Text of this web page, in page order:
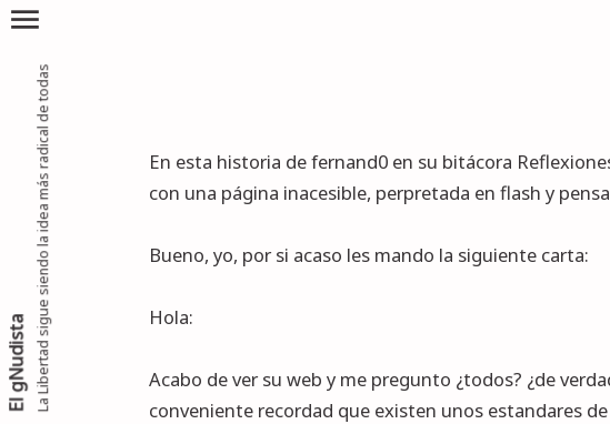
El gNudistaLa Libertad sigue siendo la idea más radical de todas
menu
En esta historia de fernand0 en su bitácora
con una página inacesible, perpretada en flash y
Bueno, yo, por si acaso les mando la siguiente carta:
Hola:
Acabo de ver su web y me pregunto ¿todos? ¿de
conveniente recordad que existen unos estandares